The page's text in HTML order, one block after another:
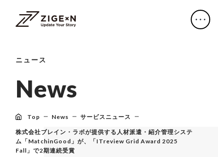
ニュース
News
Top News サービスニュース
株式会社ブレイン・ラボが提供する人材派遣・紹介管理システ
ム「MatchinGood」が、「ITreview Grid Award 2025
Fall」で2期連続受賞